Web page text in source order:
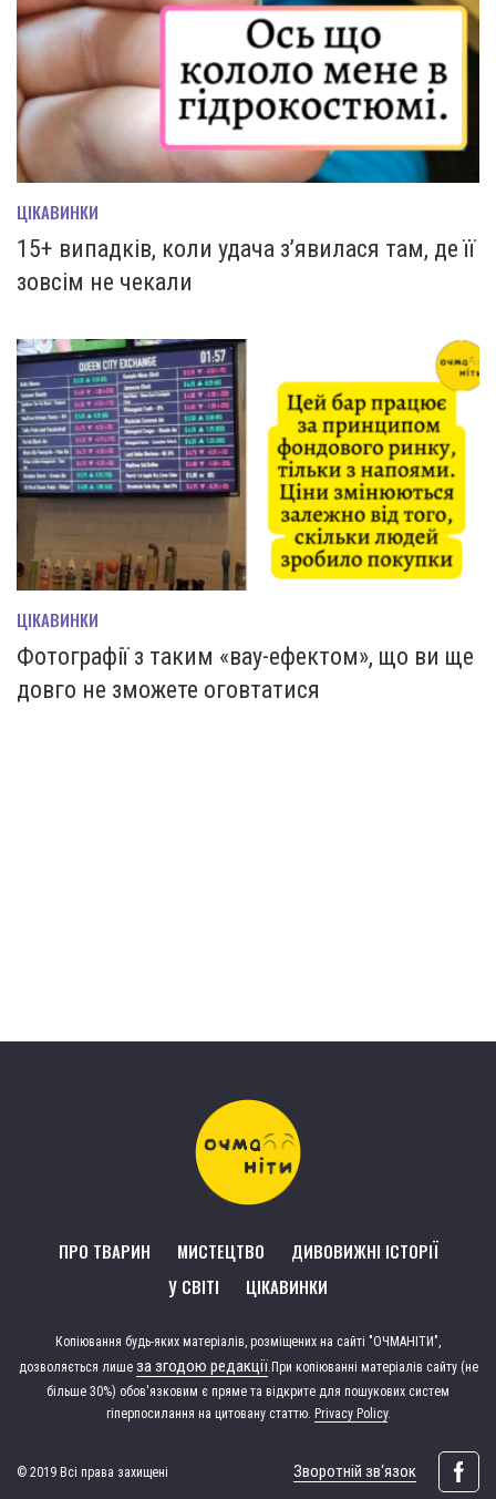
ЦІКАВИНКИ
15+ випадків, коли удача з’явилася там, де її
зовсім не чекали
ЦІКАВИНКИ
Фотографії з таким «вау-ефектом», що ви ще
довго не зможете оговтатися
ПРО ТВАРИН МИСТЕЦТВО
ДИВОВИЖНІ ІСТОРІЇ
У СВІТІ
ЦІКАВИНКИ
Зворотній зв‘язок
Копіювання будь-яких матеріалів, розміщених на сайті "ОЧМАНІТИ",
дозволяється лише за згодою редакції. При копіюванні матеріалів сайту (не
більше 30%) обов'язковим є пряме та відкрите для пошукових систем
гіперпосилання на цитовану статтю. Privacy Policy.
© 2019 Всі права захищені